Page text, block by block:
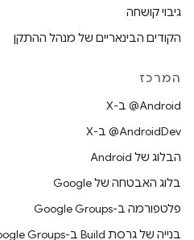
גיבוי קושחה
הקודים הבינאריים של מנהל ההתקן
המרכז
‫‎@Android ב-X
‫‎@AndroidDev ב-X
הבלוג של Android
בלוג האבטחה של Google
פלטפורמה ב-Google Groups
בנייה של גרסת Build ב-Google Groups